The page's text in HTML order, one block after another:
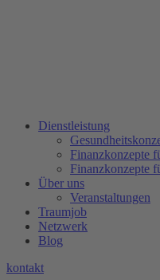
Dienstleistung
Finanzkonzepte
Finanzkonzepte
Über uns
Veranstaltungen
Traumjob
Netzwerk
Blog
kontakt